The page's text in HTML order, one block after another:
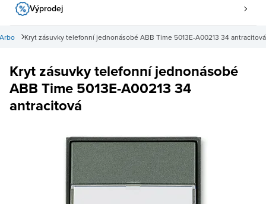
Výprodej
Kryt zásuvky telefonní jednonásobé ABB Time 5013E-A00213 34 antracitová
Kryt zásuvky telefonní jednonásobé
ABB Time 5013E-A00213 34
antracitová